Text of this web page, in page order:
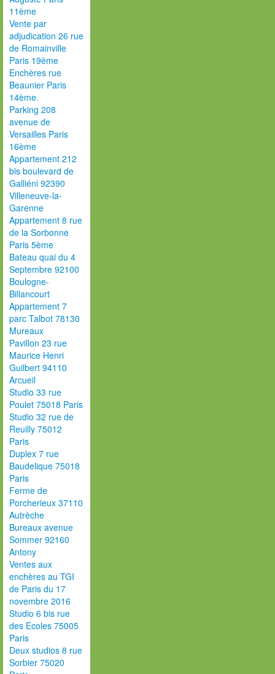
11ème
Vente par
adjudication 26 rue
de Romainville
Paris 19ème
Enchères rue
Beaunier Paris
14ème.
Parking 208
avenue de
Versailles Paris
16ème
Appartement 212
bis boulevard de
Galliéni 92390
Villeneuve-la-
Garenne
Appartement 8 rue
de la Sorbonne
Paris 5ème
Bateau quai du 4
Septembre 92100
Boulogne-
Billancourt
Appartement 7
parc Talbot 78130
Mureaux
Pavillon 23 rue
Maurice Henri
Guilbert 94110
Arcueil
Studio 33 rue
Poulet 75018 Paris
Studio 32 rue de
Reuilly 75012
Paris
Duplex 7 rue
Baudelique 75018
Paris
Ferme de
Porcherieux 37110
Autrèche
Bureaux avenue
Sommer 92160
Antony
Ventes aux
enchères au TGI
de Paris du 17
novembre 2016
Studio 6 bis rue
des Ecoles 75005
Paris
Deux studios 8 rue
Sorbier 75020